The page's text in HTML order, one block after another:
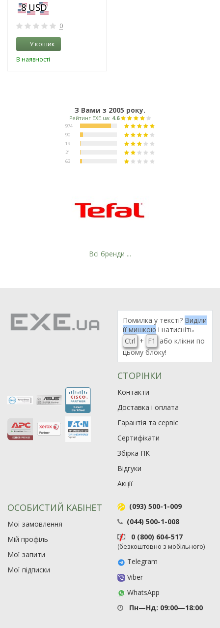
0
У кошик
В наявності
З Вами з 2005 року.
21
Всі бренди ...
Помилка у тексті? Виділи
її мишкою і натисніть
Ctrl + F1
або клікни по
цьому блоку!
СТОРІНКИ
Контакти
Доставка і оплата
Гарантія та сервіс
Сертифікати
Збірка ПК
Відгуки
Акції
ОСОБИСТИЙ КАБІНЕТ
Мої замовлення
Мій профіль
Мої запити
Мої підписки
(093) 500-1-009
(044) 500-1-008
0 (800) 604-517
(безкоштовно з мобільного)
Telegram
Viber
WhatsApp
Пн—Нд: 09:00—18:00